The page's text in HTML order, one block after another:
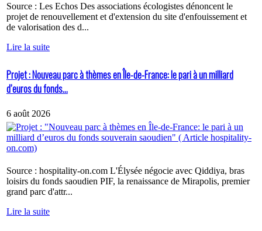
Source : Les Echos Des associations écologistes dénoncent le
projet de renouvellement et d'extension du site d'enfouissement et
de valorisation des d...
Lire la suite
Projet : Nouveau parc à thèmes en Île-de-France: le pari à un milliard
d’euros du fonds...
6 août 2026
Source : hospitality-on.com L'Élysée négocie avec Qiddiya, bras
loisirs du fonds saoudien PIF, la renaissance de Mirapolis, premier
grand parc d'attr...
Lire la suite